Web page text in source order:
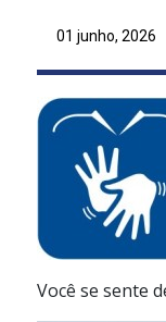
01 junho, 2026
Você se sente